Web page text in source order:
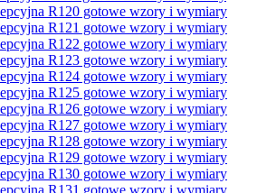
R120 gotowe wzory i wymiary
R121 gotowe wzory i wymiary
R122 gotowe wzory i wymiary
R123 gotowe wzory i wymiary
R124 gotowe wzory i wymiary
R125 gotowe wzory i wymiary
R126 gotowe wzory i wymiary
R127 gotowe wzory i wymiary
R128 gotowe wzory i wymiary
R129 gotowe wzory i wymiary
R130 gotowe wzory i wymiary
R131 gotowe wzory i wymiary